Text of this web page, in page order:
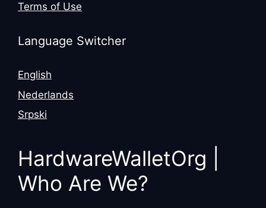
Terms of Use
Language Switcher
English
Nederlands
Srpski
HardwareWalletOrg |
Who Are We?